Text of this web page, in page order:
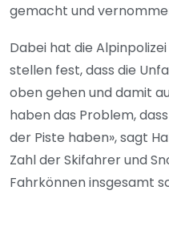
gemacht und
Dabei hat die
stellen fest, dass die
oben gehen und damit
haben das Problem,
der Piste haben», sagt
Zahl der Skifahrer und
Fahrkönnen insgesamt